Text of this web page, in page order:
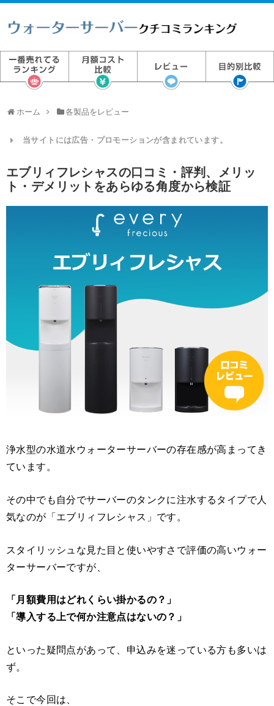
ホーム 各製品をレビュー
当サイトには広告・プロモーションが含まれています。
エブリィフレシャスの口コミ・評判、メリッ
ト・デメリットをあらゆる角度から検証
浄水型の水道水ウォーターサーバーの存在感が高まってき
ています。
その中でも自分でサーバーのタンクに注水するタイプで人
気なのが「エブリィフレシャス」です。
スタイリッシュな見た目と使いやすさで評価の高いウォー
ターサーバーですが、
「月額費用はどれくらい掛かるの？」
「導入する上で何か注意点はないの？」
といった疑問点があって、申込みを迷っている方も多いは
ず。
そこで今回は、